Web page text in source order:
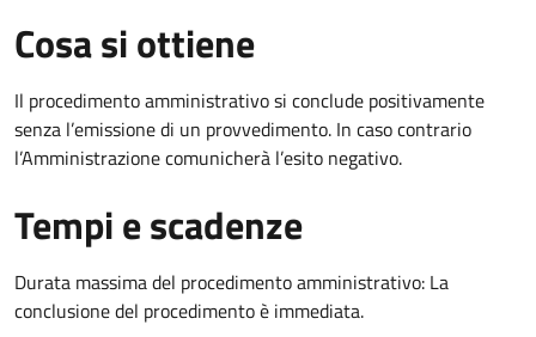
Cosa si ottiene
Il procedimento amministrativo si conclude positivamente
senza l’emissione di un provvedimento. In caso contrario
l’Amministrazione comunicherà l’esito negativo.
Tempi e scadenze
Durata massima del procedimento amministrativo: La
conclusione del procedimento è immediata.